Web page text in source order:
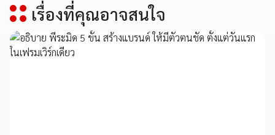
เรื่องที่คุณอาจสนใจ